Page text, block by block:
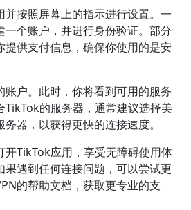
并按照屏幕上的指示进行设置。一
一个账户，并进行身份验证。部分
提供支付信息，确保你使用的是安
账户。此时，你将看到可用的服务
TikTok的服务器，通常建议选择美
器，以获得更快的连接速度。
开TikTok应用，享受无障碍使用体
果遇到任何连接问题，可以尝试更
的帮助文档，获取更专业的支